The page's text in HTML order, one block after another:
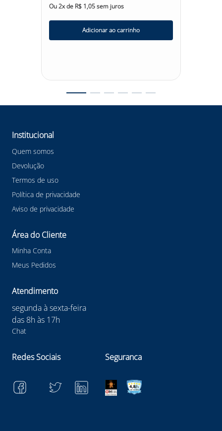
Ou2x de R$ 1,05sem juros
Adicionar ao carrinho
Institucional
Quem somos
Devolução
Termos de uso
Política de privacidade
Aviso de privacidade
Área do Cliente
Minha Conta
Meus Pedidos
Atendimento
segunda à sexta-feira
das 8h às 17h
Chat
Redes Sociais Seguranca